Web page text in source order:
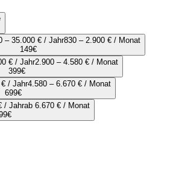
– 35.000 € / Jahr830 – 2.900 € / Monat
149€
€ / Jahr2.900 – 4.580 € / Monat
399€
/ Jahr4.580 – 6.670 € / Monat
699€
/ Jahrab 6.670 € / Monat
€